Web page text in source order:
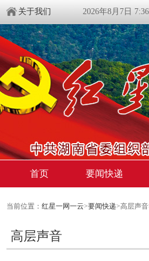
关于我们 2026年8月7日
首页 要闻快递
当前位置： 红星一网一云>要闻快递>高层声
高层声音